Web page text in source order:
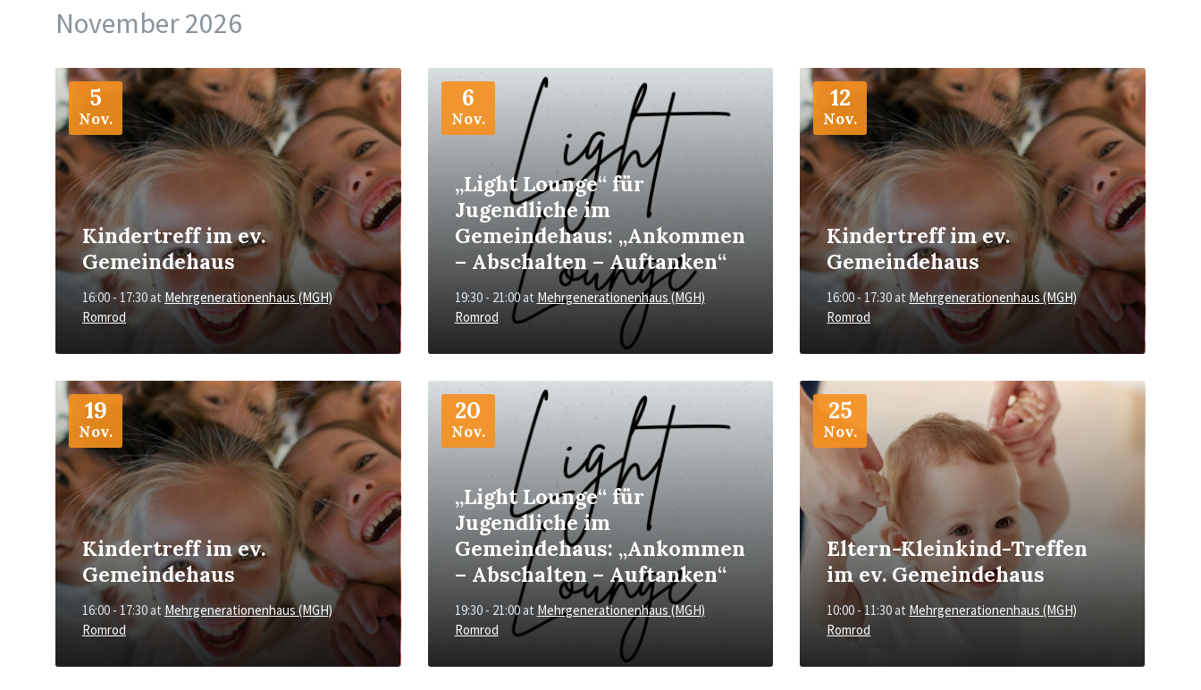
November 2026
5
Nov.
Kindertreff im ev.
Gemeindehaus
16:00 - 17:30at Mehrgenerationenhaus (MGH)
Romrod
More
Info
6
Nov.
„Light Lounge“ für
Jugendliche im
Gemeindehaus: „Ankommen
– Abschalten – Auftanken“
19:30 - 21:00at Mehrgenerationenhaus (MGH)
Romrod
More
12
Nov.
Kindertreff im ev.
Gemeindehaus
16:00 - 17:30at Mehrgenerationenhaus (MGH)
Romrod
More
Info
19
Nov.
Kindertreff im ev.
Gemeindehaus
16:00 - 17:30at Mehrgenerationenhaus (MGH)
Romrod
More
Info
20
Nov.
„Light Lounge“ für
Jugendliche im
Gemeindehaus: „Ankommen
– Abschalten – Auftanken“
19:30 - 21:00at Mehrgenerationenhaus (MGH)
Romrod
More
25
Nov.
Eltern-Kleinkind-Treffen
im ev. Gemeindehaus
10:00 - 11:30at Mehrgenerationenhaus (MGH)
Romrod
More
Info